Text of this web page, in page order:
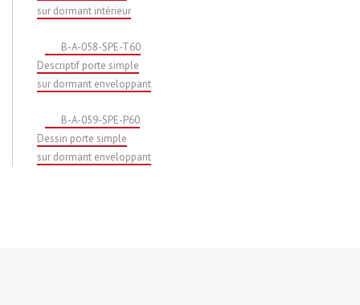
sur dormant intérieur
B-A-058-SPE-T60
Descriptif porte simple
sur dormant enveloppant
B-A-059-SPE-P60
Dessin porte simple
sur dormant enveloppant